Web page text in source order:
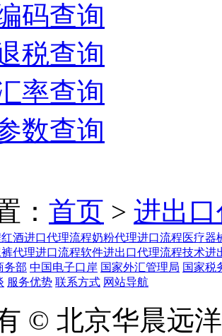
码查询
税查询
率查询
数查询
： 首页 > 进出
红酒进口代理流程奶粉代理进口流程医疗器
代理进口流程软件进出口代理流程技术进
务部 中国电子口岸 国家外汇管理局 国家税
服务优势 联系方式 网站导航
© 北京华晨远